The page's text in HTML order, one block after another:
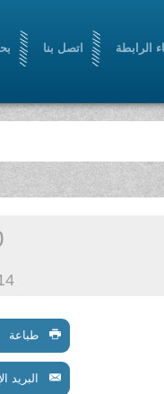
الرابطة اتصل بنا
طباعة
البريد